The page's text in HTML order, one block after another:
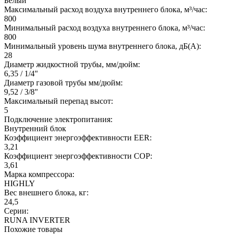
Максимальный расход воздуха внутреннего блока, м³/час:
800
Минимальный расход воздуха внутреннего блока, м³/час:
800
Минимальный уровень шума внутреннего блока, дБ(А):
28
Диаметр жидкостной трубы, мм/дюйм:
6,35 / 1/4"
Диаметр газовой трубы мм/дюйм:
9,52 / 3/8"
Максимальный перепад высот:
5
Подключение электропитания:
Внутренний блок
Коэффициент энергоэффективности EER:
3,21
Коэффициент энергоэффективности COP:
3,61
Марка компрессора:
HIGHLY
Вес внешнего блока, кг:
24,5
Серии:
RUNA INVERTER
Похожие товары